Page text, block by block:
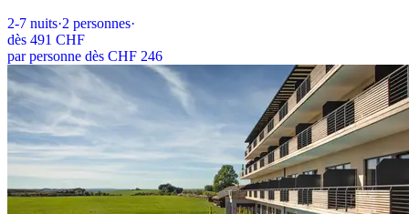
2-7 nuits·2 personnes·
dès 491 CHF
par personne dès CHF 246